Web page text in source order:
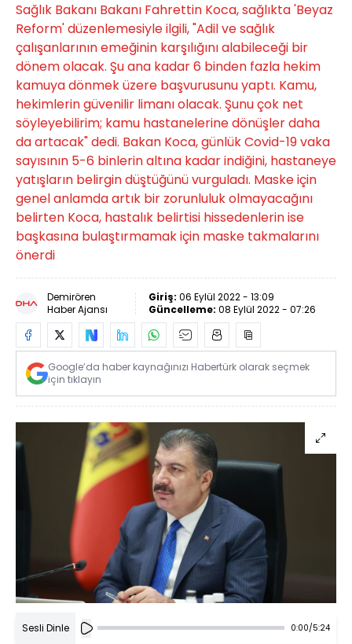
Sağlık Bakanı Bakanı Fahrettin Koca, sağlıkta 'Beyaz
Reform' düzenlemesiyle ilgili, "Adil ve sağlık
çalışanlarının emeğinin karşılığını alabileceği bir
dönem olacak. Şu ana kadar 6 binden fazla hekim
kamuya dönmek üzere başvurusunu yaptı. Kamu,
hekimlerin güvenilir limanı olacak. Şunu çok net
söyleyebilirim; kamu hastanelerine dönüşler daha
da artacak" dedi. Bakan Koca, günlük Covid-19 vaka
sayısının 5-6 binlerin altına kadar indiğini, hastaneye
yatışların belirgin düştüğünü vurguladı. Maske için
genel anlamda artık bir zorunluluk olmayacağını
belirten Koca, hastalık belirtisi hissedenlerin ise
başkasına bulaştırmamak için maske takmalarını
önerdi
Demirören
Haber Ajansı
Giriş: 06 Eylül 2022 - 13:09
Güncelleme: 08 Eylül 2022 - 07:26
Google’da haber kaynağınızı Habertürk olarak seçmek
için tıklayın
Sesli Dinle 0:00/5:24